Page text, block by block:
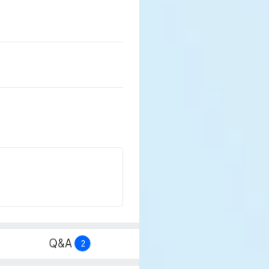
Q&A 2